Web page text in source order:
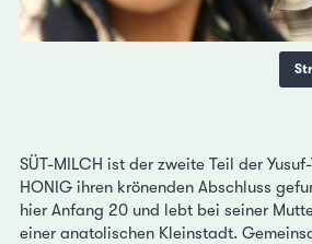
SÜT-MILCH ist der zweite Teil der
HONIG ihren krönenden Abschluss
hier Anfang 20 und lebt bei seiner
einer anatolischen Kleinstadt.